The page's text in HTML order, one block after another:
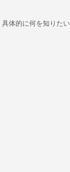
体的に何を知りたい